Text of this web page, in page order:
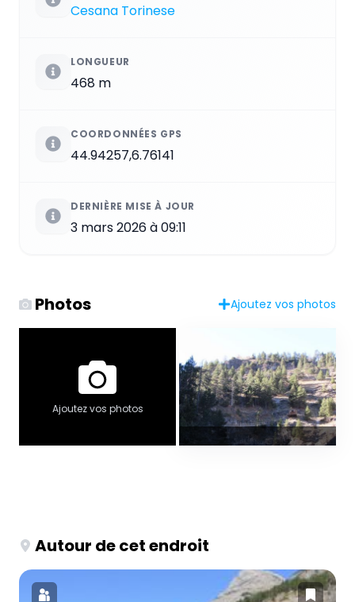
Cesana Torinese
LONGUEUR
468 m
COORDONNÉES GPS
44.94257,6.76141
DERNIÈRE MISE À JOUR
3 mars 2026 à 09:11
Photos Ajoutez vos photos
Ajoutez vos photos
Autour de cet endroit